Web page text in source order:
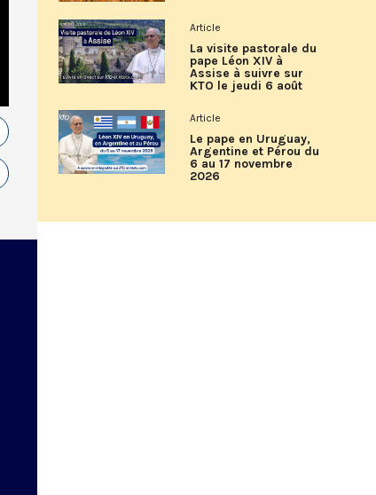
Article
La visite pastorale du
pape Léon XIV à
Assise à suivre sur
KTO le jeudi 6 août
Article
Le pape en Uruguay,
Argentine et Pérou du
6 au 17 novembre
2026